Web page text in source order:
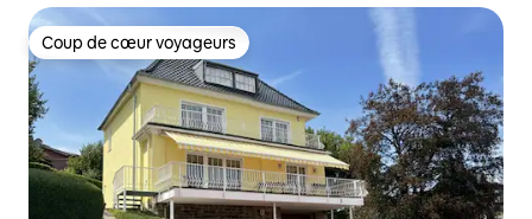
Coup de cœur voyageurs
Coup de cœur voyageurs